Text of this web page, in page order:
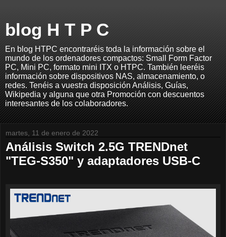
blog H T P C
En blog HTPC encontraréis toda la información sobre el
mundo de los ordenadores compactos: Small Form Factor
PC, Mini PC, formato mini ITX o HTPC. También leeréis
información sobre dispositivos NAS, almacenamiento, o
redes. Tenéis a vuestra disposición Análisis, Guías,
Wikipedia y alguna que otra Promoción con descuentos
interesantes de los colaboradores.
martes, 11 de enero de 2022
Análisis Switch 2.5G TRENDnet
"TEG-S350" y adaptadores USB-C